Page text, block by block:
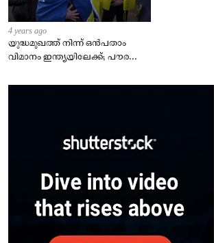
4 years ago
യുദ്ധമുഖത്ത് നിന്ന് ഒൻപതാം
വിമാനം ഇന്ത്യയിലേക്ക്; പൗരന്മാർ
– കേന്ദ്രം